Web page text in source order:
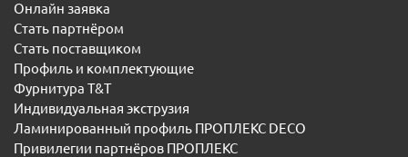
Онлайн заявка
Стать партнёром
Стать поставщиком
Профиль и комплектующие
Фурнитура T&T
Индивидуальная экструзия
Ламинированный профиль ПРОПЛЕКС DECO
Привилегии партнёров ПРОПЛЕКС